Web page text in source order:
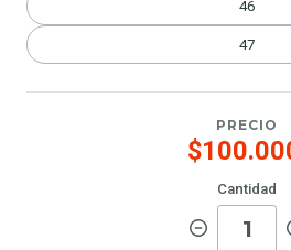
46
47
PRECIO
Cantidad